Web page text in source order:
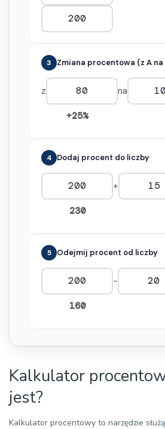
3 Zmiana procentowa (z A na
z na
+25%
4 Dodaj procent do liczby
+
230
5 Odejmij procent od liczby
-
160
Kalkulator
jest?
Kalkulator procentowy to narzędzie